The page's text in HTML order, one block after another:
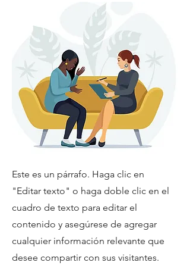
Este es un párrafo. Haga clic en
"Editar texto" o haga doble clic en el
cuadro de texto para editar el
contenido y asegúrese de agregar
cualquier información relevante que
desee compartir con sus visitantes.